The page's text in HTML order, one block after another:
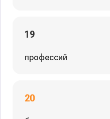
19
профессий
20